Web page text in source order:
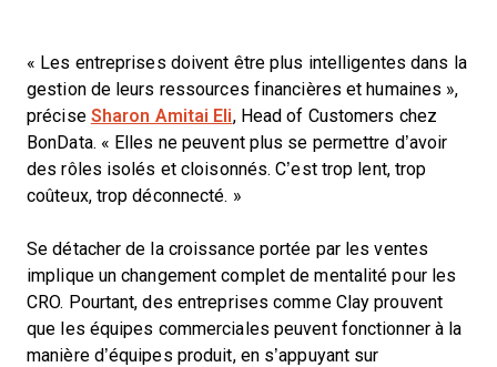
« Les entreprises doivent être plus intelligentes dans la
gestion de leurs ressources financières et humaines »,
précise Sharon Amitai Eli, Head of Customers chez
BonData. « Elles ne peuvent plus se permettre d’avoir
des rôles isolés et cloisonnés. C’est trop lent, trop
coûteux, trop déconnecté. »
Se détacher de la croissance portée par les ventes
implique un changement complet de mentalité pour les
CRO. Pourtant, des entreprises comme Clay prouvent
que les équipes commerciales peuvent fonctionner à la
manière d’équipes produit, en s’appuyant sur